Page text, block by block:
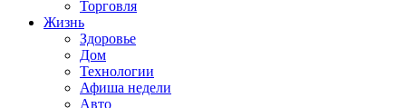
Торговля
Жизнь
Здоровье
Дом
Технологии
Афиша недели
Авто